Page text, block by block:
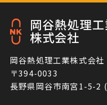
岡谷熱処理工業株式会社
〒394-0033
長野県岡谷市南宮1-5-2 (